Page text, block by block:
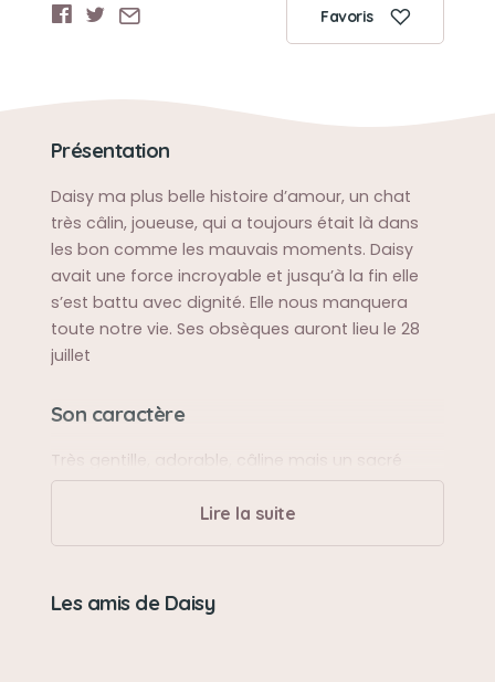
Favoris
Présentation
Daisy ma plus belle histoire d’amour, un chat
très câlin, joueuse, qui a toujours était là dans
les bon comme les mauvais moments. Daisy
avait une force incroyable et jusqu’à la fin elle
s’est battu avec dignité. Elle nous manquera
toute notre vie. Ses obsèques auront lieu le 28
juillet
Son caractère
Très gentille, adorable, câline mais un sacré
caractère envers les vétérinaires et les gens
qu’elle n’aimait pasLire la suite
Les amis de Daisy